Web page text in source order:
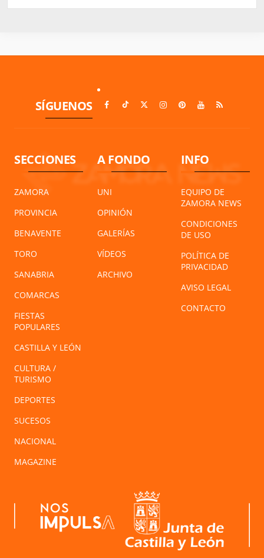
SÍGUENOS
SECCIONES
ZAMORA
PROVINCIA
BENAVENTE
TORO
SANABRIA
COMARCAS
FIESTAS
POPULARES
CASTILLA Y LEÓN
CULTURA /
TURISMO
DEPORTES
SUCESOS
NACIONAL
MAGAZINE
A FONDO
UNI
OPINIÓN
GALERÍAS
VÍDEOS
ARCHIVO
INFO
EQUIPO DE
ZAMORA NEWS
CONDICIONES
DE USO
POLÍTICA DE
PRIVACIDAD
AVISO LEGAL
CONTACTO